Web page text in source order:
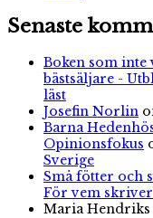
Senaste
Boken som
bästsäljare -
läst
Josefin Norlin
Barna
Opinionsfokus
Sverige
Små fötter och
För vem
Maria Hendriks